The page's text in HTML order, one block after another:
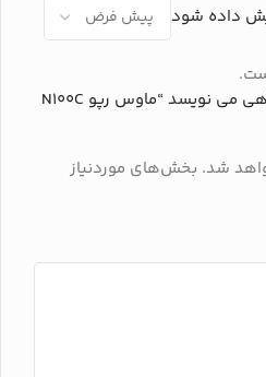
برند رپو
داده شود
اولین کسی باشید که دیدگاهی می نویسد “ماوس رپو N100C
شد. بخش‌های موردنیاز